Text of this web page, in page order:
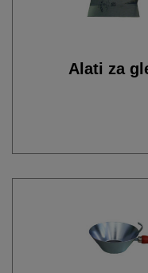
Alati za